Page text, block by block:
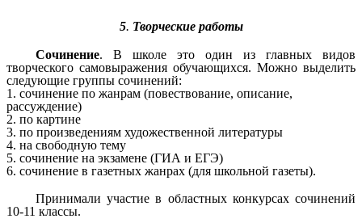
5. Творческие работы
Сочинение. В школе это один из главных видов
творческого самовыражения обучающихся. Можно выделить
следующие группы сочинений:
1. сочинение по жанрам (повествование, описание,
рассуждение)
2. по картине
3. по произведениям художественной литературы
4. на свободную тему
5. сочинение на экзамене (ГИА и ЕГЭ)
6. сочинение в газетных жанрах (для школьной газеты).
Принимали участие в областных конкурсах сочинений
10-11 классы.